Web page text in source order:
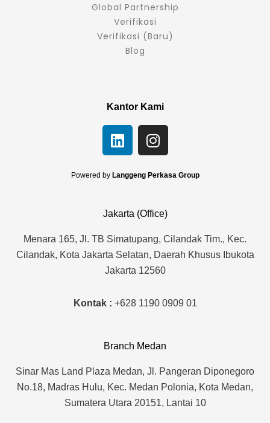
Global Partnership
Verifikasi
Verifikasi (Baru)
Blog
Kantor Kami
L
i
n
k
d
i
n
I
n
s
t
g
r
a
m
Powered by Langgeng Perkasa Group
Jakarta (Office)
Menara 165, Jl. TB Simatupang, Cilandak Tim., Kec.
Cilandak, Kota Jakarta Selatan, Daerah Khusus Ibukota
Jakarta 12560
Kontak : +628 1190 0909 01
Branch Medan
Sinar Mas Land Plaza Medan, Jl. Pangeran Diponegoro
No.18, Madras Hulu, Kec. Medan Polonia, Kota Medan,
Sumatera Utara 20151, Lantai 10